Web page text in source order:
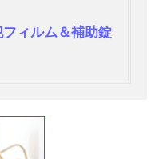
ィルム＆補助錠